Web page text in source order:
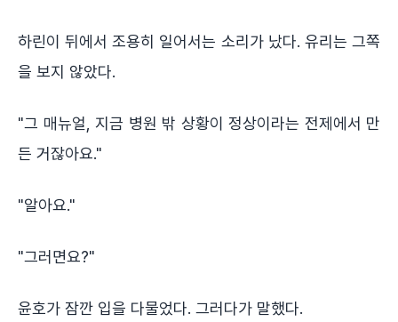
하린이 뒤에서 조용히 일어서는 소리가 났다. 유리는 그쪽
을 보지 않았다.
"그 매뉴얼, 지금 병원 밖 상황이 정상이라는 전제에서 만
든 거잖아요."
"알아요."
"그러면요?"
윤호가 잠깐 입을 다물었다. 그러다가 말했다.